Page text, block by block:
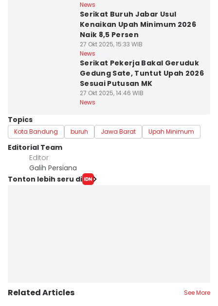
News
Serikat Buruh Jabar Usul
Kenaikan Upah Minimum 2026
Naik 8,5 Persen
27 Okt 2025, 15:33 WIB
News
Serikat Pekerja Bakal Geruduk
Gedung Sate, Tuntut Upah 2026
Sesuai Putusan MK
27 Okt 2025, 14:46 WIB
News
Topics
Kota Bandung buruh Jawa Barat Upah Minimum
Editorial Team
Editor
Galih Persiana
Tonton lebih seru di
Related Articles See More